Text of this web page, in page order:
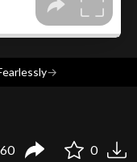
→
0